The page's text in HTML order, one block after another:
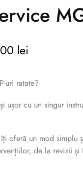
lei
uri ratate?
ușor cu un singur
oferă un mod simplu
de la revizii și